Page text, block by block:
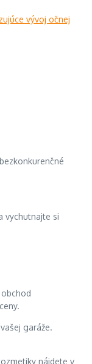
vychutnajte si
garáže.
nájdete v